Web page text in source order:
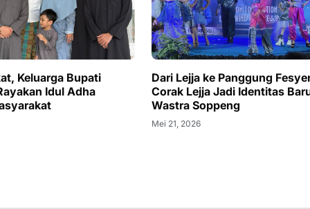
Keluarga Bupati
Idul Adha
Dari Lejja ke Panggung
Corak Lejja Jadi Identitas
Wastra Soppeng
Mei 21, 2026